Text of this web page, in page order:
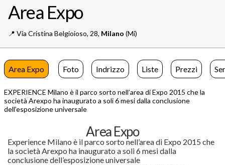
Area Expo
📍️ Via Cristina Belgioioso, 28, Milano (Mi)
Area Expo Foto Indrizzo Liste Prezzi
EXPERIENCE Milano è il parco sorto nell’area di Expo 2015 che la
società Arexpo ha inaugurato a soli 6 mesi dalla conclusione
dell’esposizione universale
Area Expo
Experience Milano è il parco sorto nell’area di Expo 2015 che
la società Arexpo ha inaugurato a soli 6 mesi dalla
conclusione dell’esposizione universale